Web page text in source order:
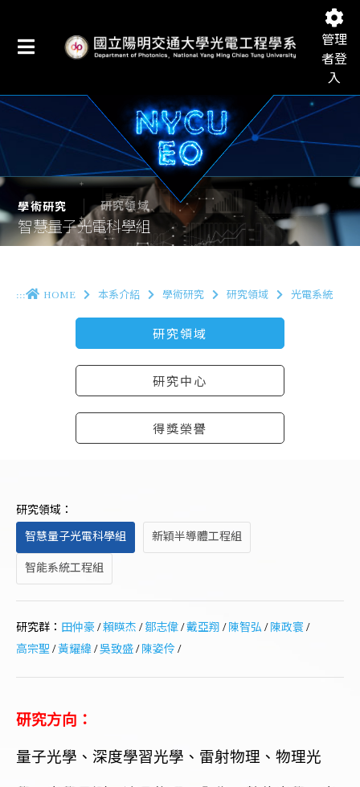
管理
者登
入
國立陽明交通大學光電工程學系
學術研究 研究領域
智慧量子光電科學組
::: HOME 本系介紹 學術研究 研究領域 光電系統
研究領域
研究中心
得獎榮譽
研究領域：
智慧量子光電科學組
新穎半導體工程組
智能系統工程組
研究群： 田仲豪 /賴暎杰 /鄒志偉/戴亞翔 / 陳智弘 / 陳政寰 /
高宗聖/黃耀緯/吳致盛/ 陳姿伶/
研究方向：
量子光學、深度學習光學、雷射物理、物理光